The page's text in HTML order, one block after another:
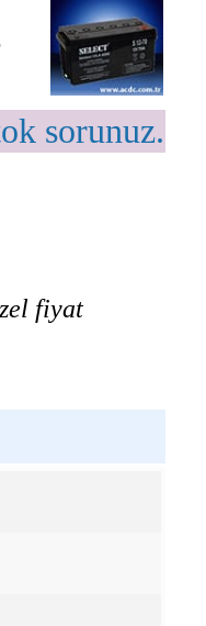
sorunuz.
fiyat